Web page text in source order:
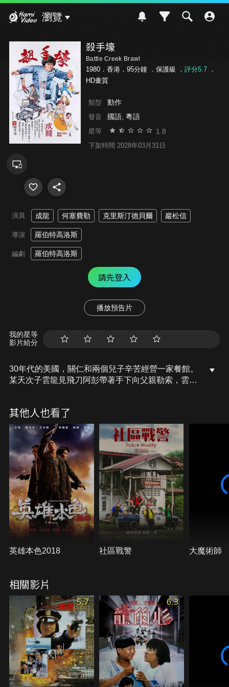
瀏覽
殺手壕
Battle Creek Brawl
1980．香港．95分鐘 ． 保護級 ． 評分5.7．
HD畫質
類型 動作
發音 國語, 粵語
星等 1.8
下架時間 2028年03月31日
演員 成龍 何塞費勒 克里斯汀德貝爾 巖松信
導演 羅伯特高洛斯
編劇 羅伯特高洛斯
請先登入
播放預告片
我的星等
影片給分
30年代的美國，關仁和兩個兒子辛苦經營一家餐館。
某天次子雲龍見飛刀阿彭帶著手下向父親勒索，雲龍
龍被逼上擂台，把對手逐一擊倒，然而決賽之日，對
手竟是兇悍的殺手壕…
其他人也看了
英雄本色2018 社區戰警 大魔術師
相關影片
5.7 6.3